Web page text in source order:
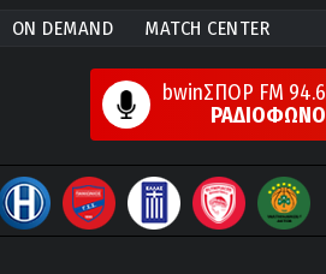
ON DEMAND MATCH CENTER
bwinΣΠΟΡ FM 94.6
ΡΑΔΙΟΦΩΝΟ